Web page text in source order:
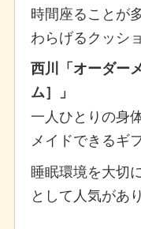
時間座ることが
わらげるクッシ
西川「オーダー
ム］」
一人ひとりの身
メイドできるギ
睡眠環境を大切
として人気があ